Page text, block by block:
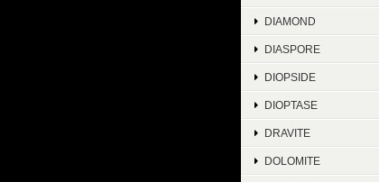
DIAMOND
DIASPORE
DIOPSIDE
DIOPTASE
DRAVITE
DOLOMITE